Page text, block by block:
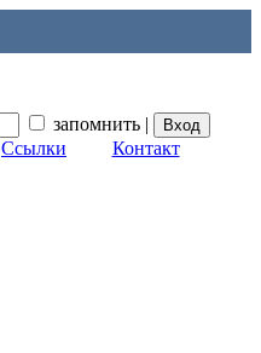
запомнить |
Ссылки Контакт